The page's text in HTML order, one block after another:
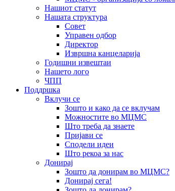
Нашиот статут
Нашата структура
Совет
Управен одбор
Директор
Извршна канцеларија
Годишни извештаи
Нашето лого
ЧПП
Поддршка
Вклучи се
Зошто и како да се вклучам
Можностите во МЦМС
Што треба да знаете
Пријави се
Сподели идеи
Што рекоа за нас
Донирај
Зошто да донирам во МЦМС?
Донирај сега!